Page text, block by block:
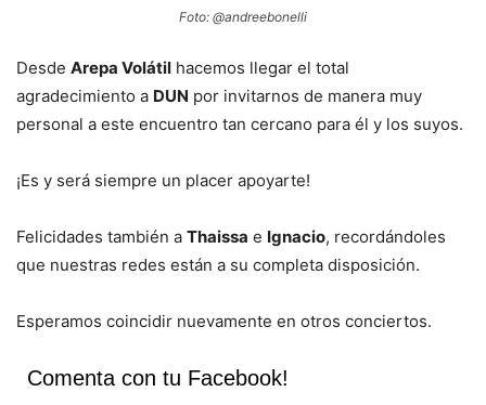
Foto: @andreebonelli
Desde Arepa Volátil hacemos llegar el total
agradecimiento a DUN por invitarnos de manera muy
personal a este encuentro tan cercano para él y los suyos.
¡Es y será siempre un placer apoyarte!
Felicidades también a Thaissa e Ignacio, recordándoles
que nuestras redes están a su completa disposición.
Esperamos coincidir nuevamente en otros conciertos.
Comenta con tu Facebook!